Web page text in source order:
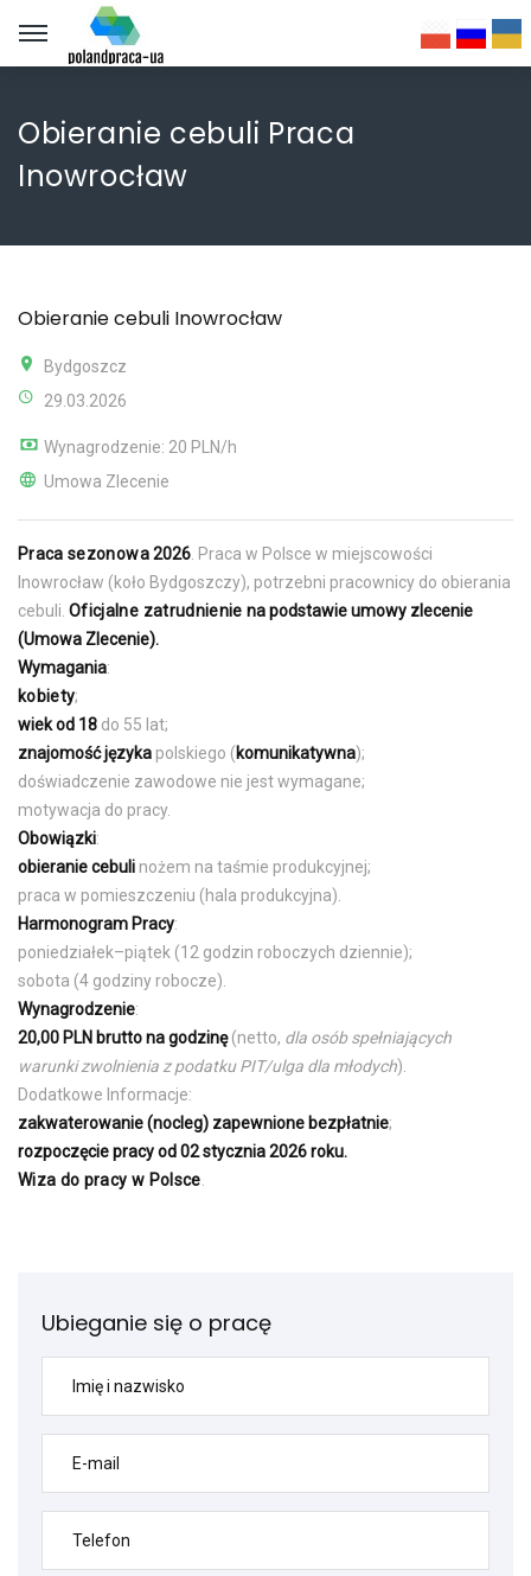
Obieranie cebuli Praca
Inowrocław
Obieranie cebuli Inowrocław
Bydgoszcz
29.03.2026
Wynagrodzenie: 20 PLN/h
Umowa Zlecenie
Praca sezonowa2026. Praca w Polsce w miejscowości
Inowrocław (koło Bydgoszczy), potrzebni pracownicy do obierania
cebuli. Oficjalne zatrudnienie na podstawie umowy zlecenie
(Umowa Zlecenie).
Wymagania:
kobiety;
wiek od 18 do 55 lat;
znajomość języka polskiego (komunikatywna);
doświadczenie zawodowe nie jest wymagane;
motywacja do pracy.
Obowiązki:
obieranie cebuli nożem na taśmie produkcyjnej;
praca w pomieszczeniu (hala produkcyjna).
Harmonogram Pracy:
poniedziałek–piątek (12 godzin roboczych dziennie);
sobota (4 godziny robocze).
Wynagrodzenie:
20,00 PLN brutto na godzinę(netto, dla osób spełniających
warunki zwolnienia z podatku PIT/ulga dla młodych).
Dodatkowe Informacje:
zakwaterowanie (nocleg) zapewnione bezpłatnie;
rozpoczęcie pracy od 02 stycznia 2026 roku.
Wiza do pracy w Polsce
Ubieganie się o pracę
Imię i nazwisko
E-mail
Telefon